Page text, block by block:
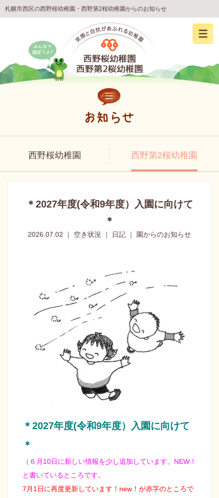
札幌市西区の西野桜幼稚園・西野第2桜幼稚園からのお知らせ
西野桜幼稚園 西野第2桜幼稚園
＊2027年度(令和9年度）入園に向けて
＊
2026.07.02 ｜ 空き状況 ｜ 日記 ｜ 園からのお知らせ
＊2027年度(令和9年度）入園に向けて
＊
（６月10日に新しい情報を少し追加しています。NEW！
と書いているところです。
7月1日に再度更新しています！new！が赤字のところで